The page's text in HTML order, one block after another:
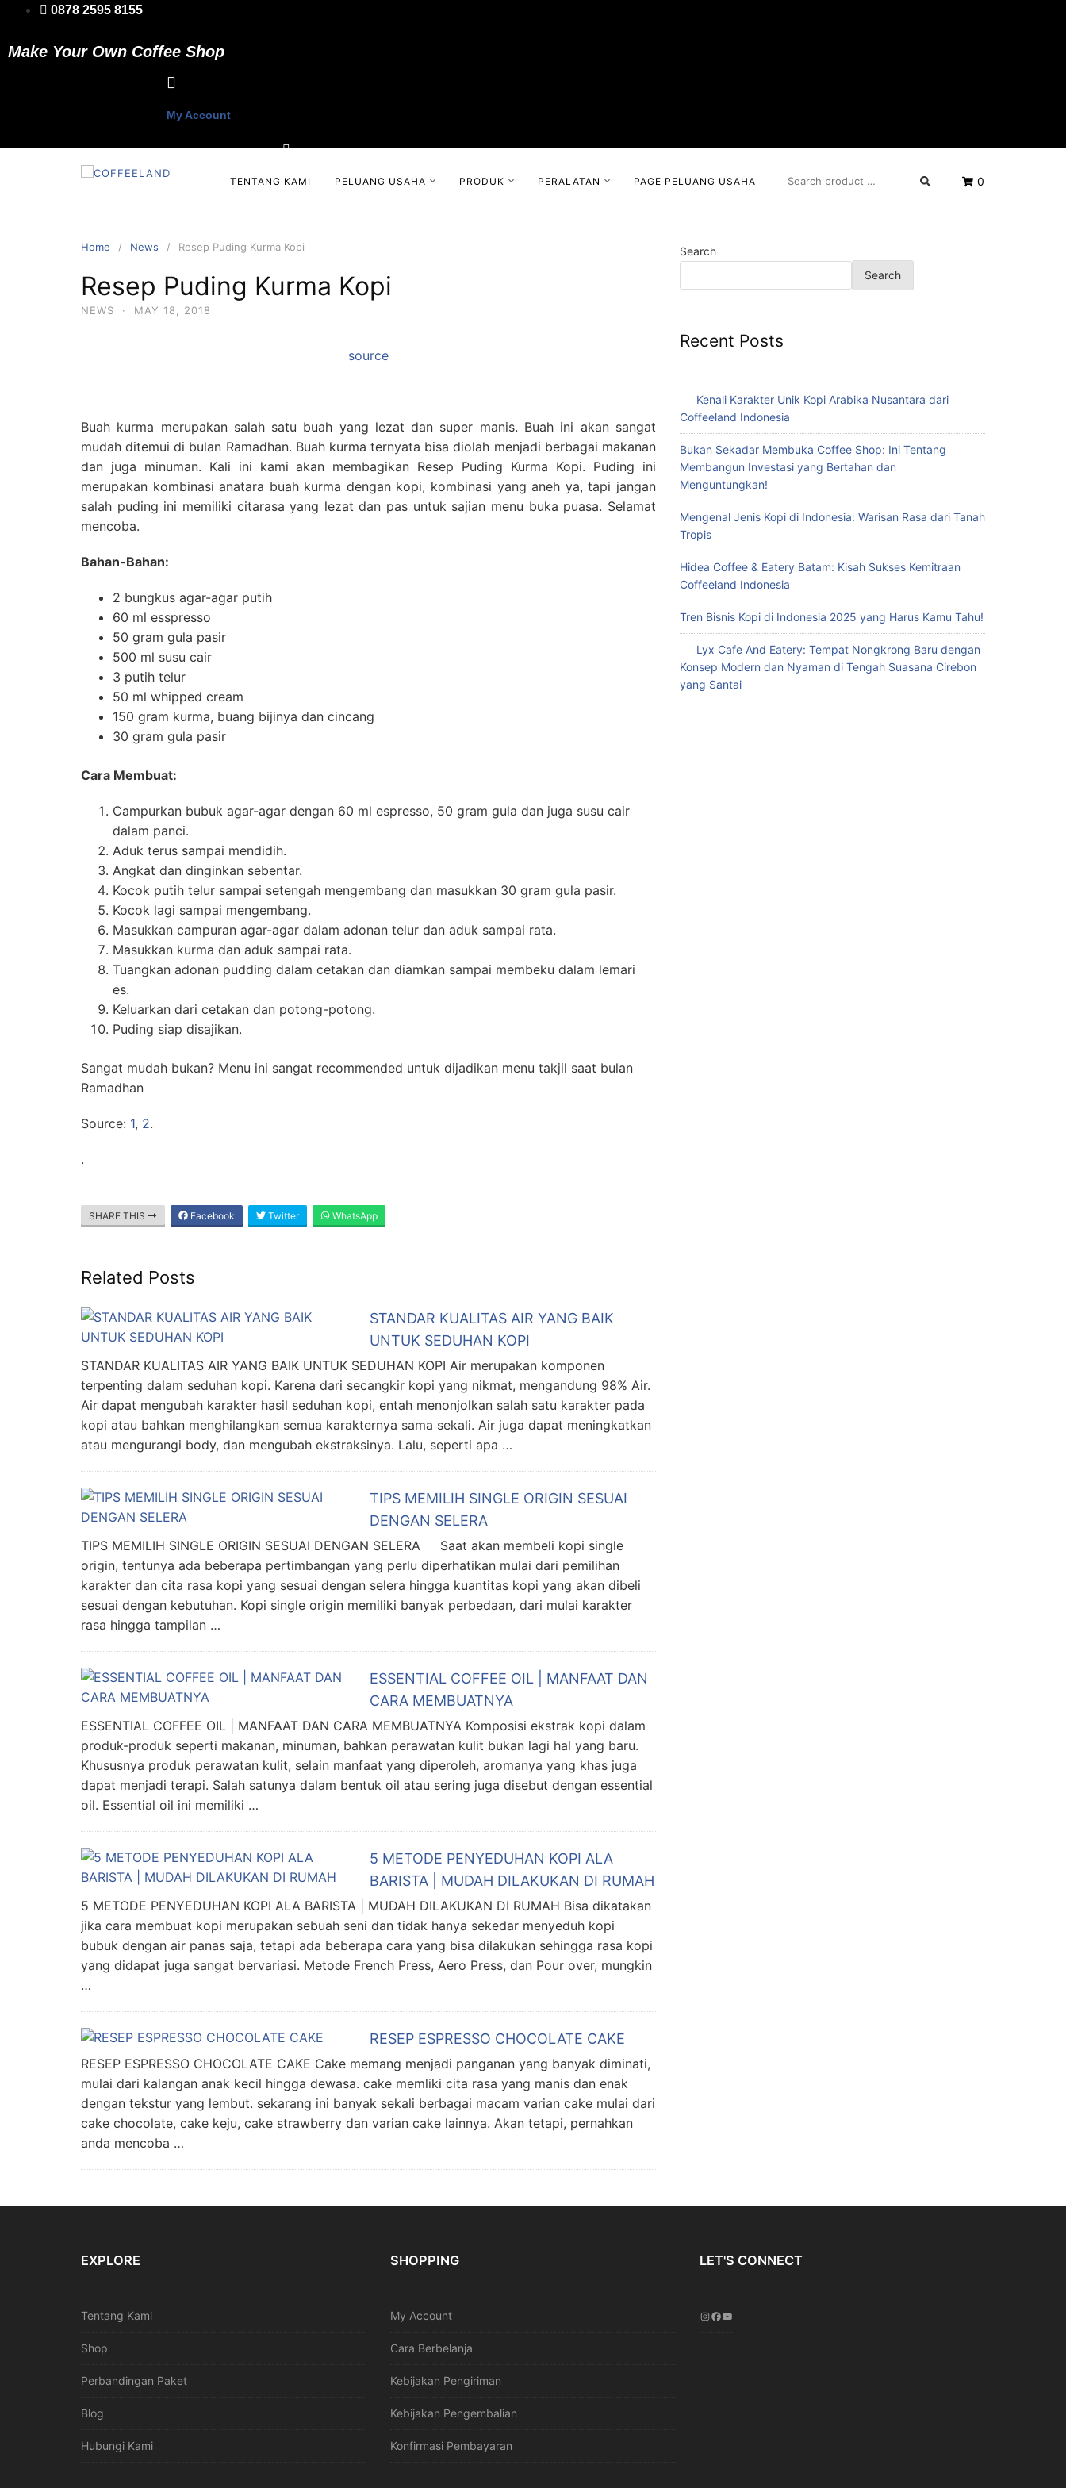
0878 2595 8155
Make Your Own Coffee Shop
My Account
0
TENTANG KAMI PELUANG USAHA PRODUK PERALATAN PAGE PELUANG USAHA
SEARCH
Home News Resep Puding Kurma Kopi
Resep Puding Kurma Kopi
NEWS · MAY 18, 2018
source
Buah kurma merupakan salah satu buah yang lezat dan super manis. Buah ini akan sangat
mudah ditemui di bulan Ramadhan. Buah kurma ternyata bisa diolah menjadi berbagai makanan
dan juga minuman. Kali ini kami akan membagikan Resep Puding Kurma Kopi. Puding ini
merupakan kombinasi anatara buah kurma dengan kopi, kombinasi yang aneh ya, tapi jangan
salah puding ini memiliki citarasa yang lezat dan pas untuk sajian menu buka puasa. Selamat
mencoba.
Bahan-Bahan:
2 bungkus agar-agar putih
60 ml esspresso
50 gram gula pasir
500 ml susu cair
3 putih telur
50 ml whipped cream
150 gram kurma, buang bijinya dan cincang
30 gram gula pasir
Cara Membuat:
Campurkan bubuk agar-agar dengan 60 ml espresso, 50 gram gula dan juga susu cair
dalam panci.
Aduk terus sampai mendidih.
Angkat dan dinginkan sebentar.
Kocok putih telur sampai setengah mengembang dan masukkan 30 gram gula pasir.
Kocok lagi sampai mengembang.
Masukkan campuran agar-agar dalam adonan telur dan aduk sampai rata.
Masukkan kurma dan aduk sampai rata.
Tuangkan adonan pudding dalam cetakan dan diamkan sampai membeku dalam lemari
es.
Keluarkan dari cetakan dan potong-potong.
Puding siap disajikan.
Sangat mudah bukan? Menu ini sangat recommended untuk dijadikan menu takjil saat bulan
Ramadhan
Source: 1, 2.
.
SHARE THIS Facebook Twitter WhatsApp
Related Posts
STANDAR KUALITAS AIR YANG BAIK
UNTUK SEDUHAN KOPI
STANDAR KUALITAS AIR YANG BAIK UNTUK SEDUHAN KOPI Air merupakan komponen
terpenting dalam seduhan kopi. Karena dari secangkir kopi yang nikmat, mengandung 98% Air.
Air dapat mengubah karakter hasil seduhan kopi, entah menonjolkan salah satu karakter pada
kopi atau bahkan menghilangkan semua karakternya sama sekali. Air juga dapat meningkatkan
atau mengurangi body, dan mengubah ekstraksinya. Lalu, seperti apa …
TIPS MEMILIH SINGLE ORIGIN SESUAI
DENGAN SELERA
TIPS MEMILIH SINGLE ORIGIN SESUAI DENGAN SELERA Saat akan membeli kopi single
origin, tentunya ada beberapa pertimbangan yang perlu diperhatikan mulai dari pemilihan
karakter dan cita rasa kopi yang sesuai dengan selera hingga kuantitas kopi yang akan dibeli
sesuai dengan kebutuhan. Kopi single origin memiliki banyak perbedaan, dari mulai karakter
rasa hingga tampilan …
ESSENTIAL COFFEE OIL | MANFAAT DAN
CARA MEMBUATNYA
ESSENTIAL COFFEE OIL | MANFAAT DAN CARA MEMBUATNYA Komposisi ekstrak kopi dalam
produk-produk seperti makanan, minuman, bahkan perawatan kulit bukan lagi hal yang baru.
Khususnya produk perawatan kulit, selain manfaat yang diperoleh, aromanya yang khas juga
dapat menjadi terapi. Salah satunya dalam bentuk oil atau sering juga disebut dengan essential
oil. Essential oil ini memiliki …
5 METODE PENYEDUHAN KOPI ALA
BARISTA | MUDAH DILAKUKAN DI RUMAH
5 METODE PENYEDUHAN KOPI ALA BARISTA | MUDAH DILAKUKAN DI RUMAH Bisa dikatakan
jika cara membuat kopi merupakan sebuah seni dan tidak hanya sekedar menyeduh kopi
bubuk dengan air panas saja, tetapi ada beberapa cara yang bisa dilakukan sehingga rasa kopi
yang didapat juga sangat bervariasi. Metode French Press, Aero Press, dan Pour over, mungkin
…
RESEP ESPRESSO CHOCOLATE CAKE
RESEP ESPRESSO CHOCOLATE CAKE Cake memang menjadi panganan yang banyak diminati,
mulai dari kalangan anak kecil hingga dewasa. cake memliki cita rasa yang manis dan enak
dengan tekstur yang lembut. sekarang ini banyak sekali berbagai macam varian cake mulai dari
cake chocolate, cake keju, cake strawberry dan varian cake lainnya. Akan tetapi, pernahkan
anda mencoba …
Search
Search
Recent Posts
Kenali Karakter Unik Kopi Arabika Nusantara dari
Coffeeland Indonesia
Bukan Sekadar Membuka Coffee Shop: Ini Tentang
Membangun Investasi yang Bertahan dan
Menguntungkan!
Mengenal Jenis Kopi di Indonesia: Warisan Rasa dari Tanah
Tropis
Hidea Coffee & Eatery Batam: Kisah Sukses Kemitraan
Coffeeland Indonesia
Tren Bisnis Kopi di Indonesia 2025 yang Harus Kamu Tahu!
Lyx Cafe And Eatery: Tempat Nongkrong Baru dengan
Konsep Modern dan Nyaman di Tengah Suasana Cirebon
yang Santai
EXPLORE
Tentang Kami
Shop
Perbandingan Paket
Blog
Hubungi Kami
SHOPPING
My Account
Cara Berbelanja
Kebijakan Pengiriman
Kebijakan Pengembalian
Konfirmasi Pembayaran
LET'S CONNECT
Instagram
Facebook